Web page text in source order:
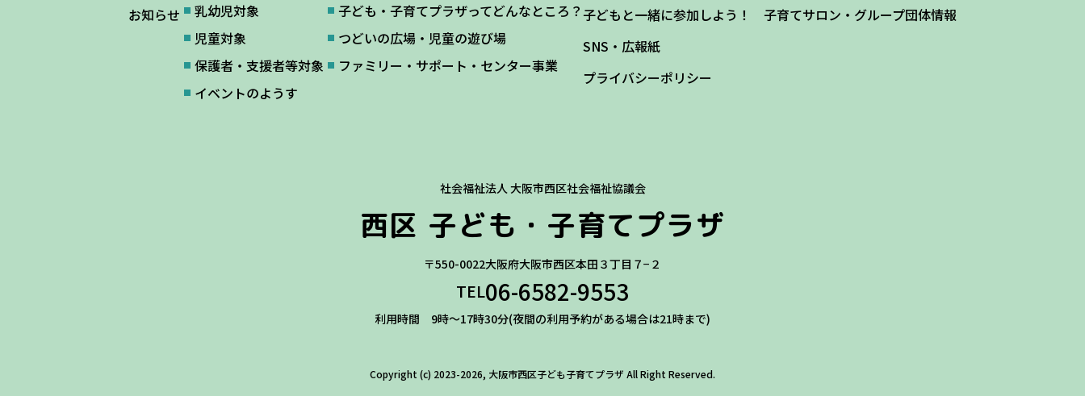
お知らせ
乳幼児対象
児童対象
保護者・支援者等対象
イベントのようす
子ども・子育てプラザってどんなところ？
つどいの広場・児童の遊び場
ファミリー・サポート・センター事業
子どもと一緒に参加しよう！ 子育てサロン・グループ団体情報
SNS・広報紙
プライバシーポリシー
社会福祉法人 大阪市西区社会福祉協議会
西区 子ども・子育てプラザ
〒550-0022大阪府大阪市西区本田３丁目７−２
TEL06-6582-9553
利用時間 9時～17時30分(夜間の利用予約がある場合は21時まで)
Copyright (c) 2023-2026, 大阪市西区子ども子育てプラザ All Right Reserved.